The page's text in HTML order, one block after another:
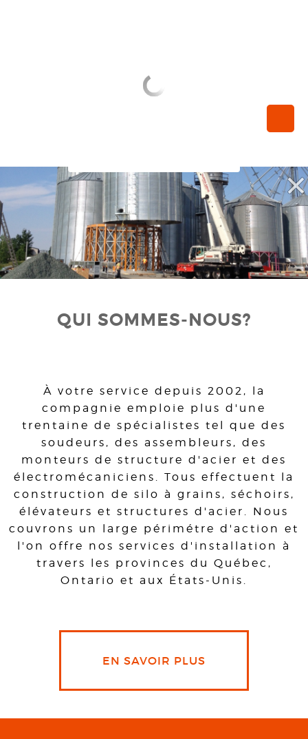
QUI SOMMES-NOUS?
À votre service depuis 2002, la
compagnie emploie plus d'une
trentaine de spécialistes tel que des
soudeurs, des assembleurs, des
monteurs de structure d'acier et des
électromécaniciens. Tous effectuent la
construction de silo à grains, séchoirs,
élévateurs et structures d'acier. Nous
couvrons un large périmétre d'action et
l'on offre nos services d'installation à
travers les provinces du Québec,
Ontario et aux États-Unis.
EN SAVOIR PLUS